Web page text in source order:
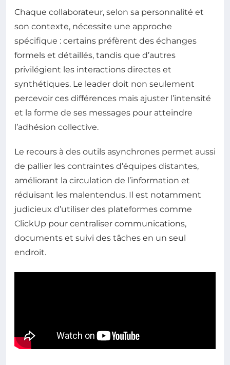
Chaque collaborateur, selon sa personnalité et
son contexte, nécessite une approche
spécifique : certains préfèrent des échanges
formels et détaillés, tandis que d’autres
privilégient les interactions directes et
synthétiques. Le leader doit non seulement
percevoir ces différences mais ajuster l’intensité
et la forme de ses messages pour atteindre
l’adhésion collective.
Le recours à des outils asynchrones permet aussi
de pallier les contraintes d’équipes distantes,
améliorant la circulation de l’information et
réduisant les malentendus. Il est notamment
judicieux d’utiliser des plateformes comme
ClickUp pour centraliser communications,
documents et suivi des tâches en un seul
endroit.